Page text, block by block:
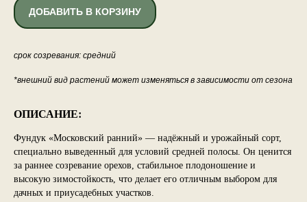
ДОБАВИТЬ В КОРЗИНУ
срок созревания: средний
*внешний вид растений может изменяться в зависимости от сезона
ОПИСАНИЕ:
Фундук «Московский ранний» — надёжный и урожайный сорт,
специально выведенный для условий средней полосы. Он ценится
за раннее созревание орехов, стабильное плодоношение и
высокую зимостойкость, что делает его отличным выбором для
дачных и приусадебных участков.